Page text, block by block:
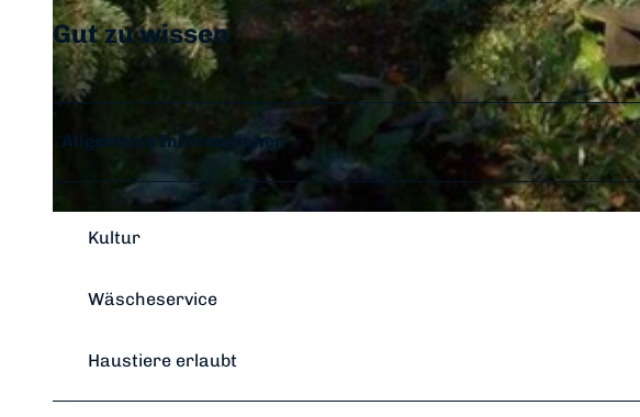
Gut zu wissen
Allgemeine Informationen
Kultur
Wäscheservice
Haustiere erlaubt